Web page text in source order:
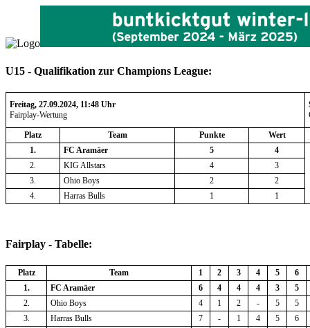
U15 - Qualifikation zur Champions League:
Freitag, 27.09.2024, 11:48 Uhr
Fairplay-Wertung
Platz Team Punkte
Wert
1.
FC Aramäer 5
4
2.
KIG Allstars 4
3
3.
Ohio Boys 2
2
4.
Harras Bulls 1 1
Fairplay - Tabelle:
Platz Team 1 2 3 4 5
6
1.
FC Aramäer 6 4 4 4 3
5
2.
Ohio Boys 4 1 2 - 5
5
3.
Harras Bulls 7 - 1 4 5
6